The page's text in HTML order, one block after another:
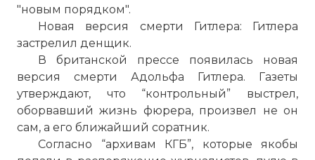
"новым порядком".
Новая версия смерти Гитлера: Гитлера
застрелил денщик.
В британской прессе появилась новая
версия смерти Адольфа Гитлера. Газеты
утверждают, что “контрольный” выстрел,
оборвавший жизнь фюрера, произвел не он
сам, а его ближайший соратник.
Согласно “архивам КГБ”, которые якобы